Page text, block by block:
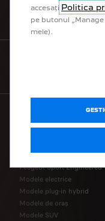
LISTĂ DE
Peugeot Sport Engineered
Modele electrice
Modele plug-in hybrid
Modele de oraș
Modele SUV
accesați Politica
pe butonul
mele).